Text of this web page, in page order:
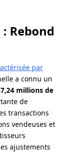
Rebond
par
a connu un
millions de
de
transactions
vendeuses et
ajustements